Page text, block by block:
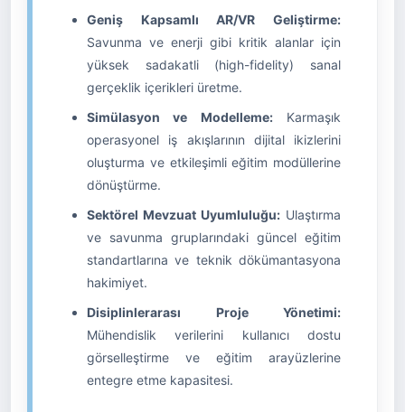
Geniş Kapsamlı AR/VR Geliştirme:
Savunma ve enerji gibi kritik alanlar için
yüksek sadakatli (high-fidelity) sanal
gerçeklik içerikleri üretme.
Simülasyon ve Modelleme:Karmaşık
operasyonel iş akışlarının dijital ikizlerini
oluşturma ve etkileşimli eğitim modüllerine
dönüştürme.
Sektörel Mevzuat Uyumluluğu: Ulaştırma
ve savunma gruplarındaki güncel eğitim
standartlarına ve teknik dökümantasyona
hakimiyet.
Disiplinlerarası Proje Yönetimi:
Mühendislik verilerini kullanıcı dostu
görselleştirme ve eğitim arayüzlerine
entegre etme kapasitesi.